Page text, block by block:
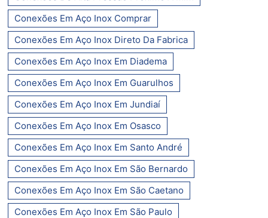
Conexões Em Aço Inox Comprar
Conexões Em Aço Inox Direto Da Fabrica
Conexões Em Aço Inox Em Diadema
Conexões Em Aço Inox Em Guarulhos
Conexões Em Aço Inox Em Jundiaí
Conexões Em Aço Inox Em Osasco
Conexões Em Aço Inox Em Santo André
Conexões Em Aço Inox Em São Bernardo
Conexões Em Aço Inox Em São Caetano
Conexões Em Aço Inox Em São Paulo